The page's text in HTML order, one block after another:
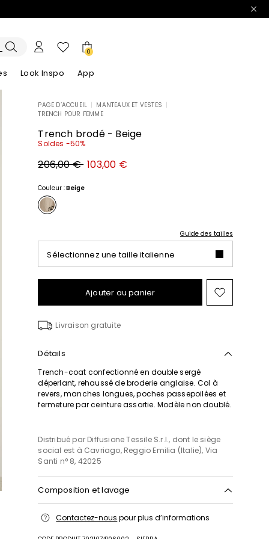
0
Look Inspo App
PAGE D’ACCUEIL MANTEAUX ET VESTES
TRENCH POUR FEMME
Trench brodé - Beige
Soldes -50%
Prix
original
€
206,00 € Nouveau
prix
103,00 €
Couleur :Beige
Guide des tailles
Sélectionnez une taille italienne
Ajouter au panier Ajouter
vers
Livraison gratuite
Détails
Trench-coat confectionné en double sergé
déperlant, rehaussé de broderie anglaise. Col à
revers, manches longues, poches passepoilées et
fermeture par ceinture assortie. Modèle non doublé.
Distribué par Diffusione Tessile S.r.l., dont le siège
social est à Cavriago, Reggio Emilia (Italie), Via
Santi n° 8, 42025
Composition et lavage
séchage en tambour interdit; repassage max 120
Contactez-nous pour plus d’informations